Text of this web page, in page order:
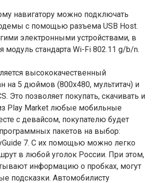
навигатору можно подключать
с помощью разъема USB Host.
электронными устройствами, в
модуль стандарта Wi-Fi 802.11 g/b/n.
высококачественный
на 5 дюймов (800х480, мультитач) и
Это позволяет покупать, скачивать и
Play Market любые мобильные
с девайсом, покупателю будет
пакетов на выбор:
7. С их помощью можно легко
в любой уголок России. При этом,
информацию о пробках, могут
подсказки. Автомобилисту